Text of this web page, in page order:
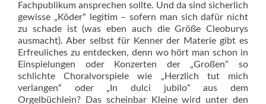
Fachpublikum ansprechen sollte. Und da sind sicherlich
gewisse „Köder“ legitim – sofern man sich dafür nicht
zu schade ist (was eben auch die Größe Cleoburys
ausmacht). Aber selbst für Kenner der Materie gibt es
Erfreuliches zu entdecken, denn wo hört man schon in
Einspielungen oder Konzerten der „Großen“ so
schlichte Choralvorspiele wie „Herzlich tut mich
verlangen“ oder „In dulci jubilo“ aus dem
Orgelbüchlein? Das scheinbar Kleine wird unter den